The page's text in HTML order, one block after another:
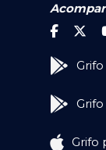
Grifo